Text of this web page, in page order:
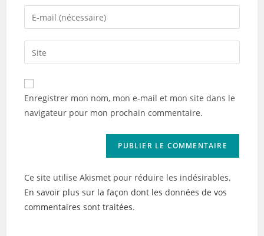
name
comment
Enter
your
email
address
comment
Saisir
l’URL
de
votre
(facultatif)
Enregistrer mon nom, mon e-mail et mon site dans le
navigateur pour mon prochain commentaire.
Ce site utilise Akismet pour réduire les indésirables.
En savoir plus sur la façon dont les données de vos
commentaires sont traitées.